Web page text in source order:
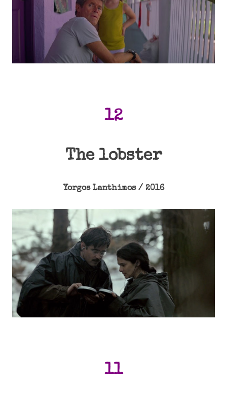
12
The lobster
Yorgos Lanthimos / 2016
11